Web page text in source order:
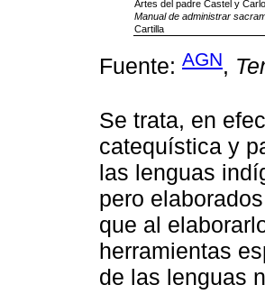
Artes del padre Castel y
Manual de administrar
Cartilla
Fuente: AGN,
Se trata, en
catequística y
las lenguas
pero
que al
herramientas
de las lenguas